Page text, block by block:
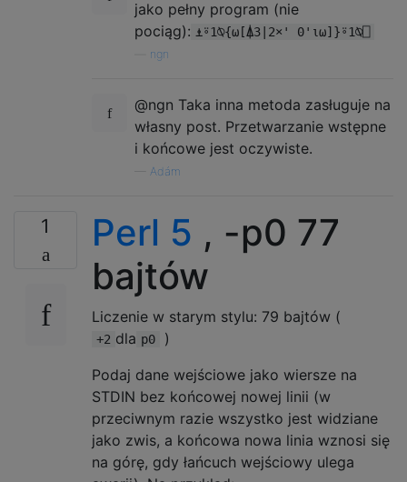
jako pełny program (nie
pociąg): ⍎⍤1⍉{⍵[⍋3|2×' 0'⍳⍵]}⍤1⍉⎕
ngn
@ngn Taka inna metoda zasługuje na
własny post. Przetwarzanie wstępne
i końcowe jest oczywiste.
Adám
1 Perl 5 , -p0 77
bajtów
Liczenie w starym stylu: 79 bajtów (
+2 dla p0
)
Podaj dane wejściowe jako wiersze na
STDIN bez końcowej nowej linii (w
przeciwnym razie wszystko jest widziane
jako zwis, a końcowa nowa linia wznosi się
na górę, gdy łańcuch wejściowy ulega